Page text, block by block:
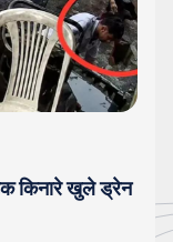
किनारे खुले ड्रेन